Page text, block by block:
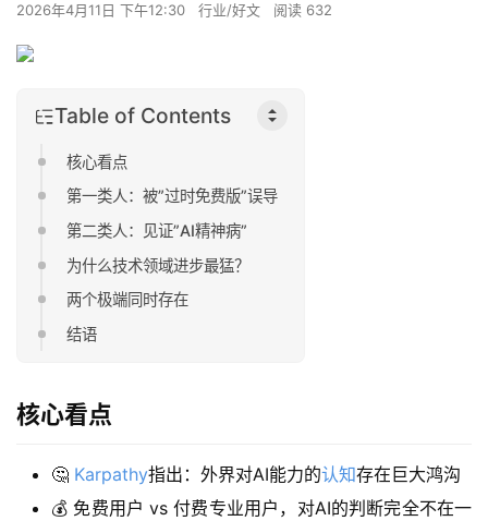
2026年4月11日 下午12:30 行业/好文 阅读 632
Table of Contents
核心看点
第一类人：被”过时免费版”误导
第二类人：见证”AI精神病”
为什么技术领域进步最猛？
两个极端同时存在
结语
核心看点
🤔 Karpathy指出：外界对AI能力的认知存在巨大鸿沟
💰 免费用户 vs 付费专业用户，对AI的判断完全不在一